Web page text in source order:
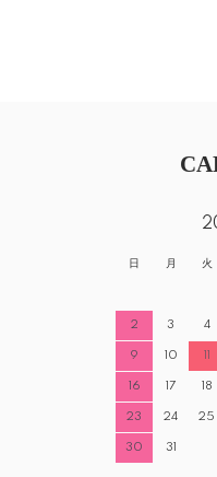
日 月 火
2 3 4
9 10 11
16 17 18
23 24 25
30 31